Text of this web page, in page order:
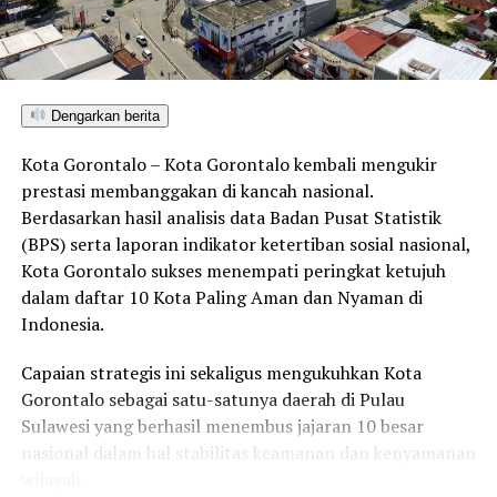
UP NEXT
Bandel! Abaikan Surat Peringatan, Toserba 35 Ribu
Marisa Nekat Bakar Sampah Sembarangan
Sasar Akurasi Data Bansos: Pemkab Pohuwato
Dengarkan berita
Kota Gorontalo – Kota Gorontalo kembali mengukir
prestasi membanggakan di kancah nasional.
Berdasarkan hasil analisis data Badan Pusat Statistik
(BPS) serta laporan indikator ketertiban sosial nasional,
Kota Gorontalo sukses menempati peringkat ketujuh
dalam daftar 10 Kota Paling Aman dan Nyaman di
Indonesia.
Capaian strategis ini sekaligus mengukuhkan Kota
Gorontalo sebagai satu-satunya daerah di Pulau
Sulawesi yang berhasil menembus jajaran 10 besar
nasional dalam hal stabilitas keamanan dan kenyamanan